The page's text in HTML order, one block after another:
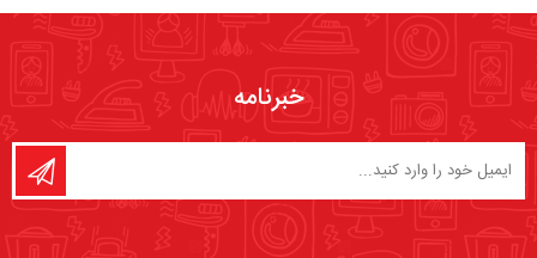
خبرنامه